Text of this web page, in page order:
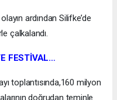
ardından Silifke’de
çalkalandı.
FESTİVAL…
toplantısında,160 milyon
doğrudan teminle